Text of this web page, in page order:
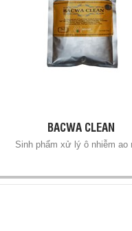
BACWA CLEAN
Sinh phẩm xử lý ô nhiễm ao